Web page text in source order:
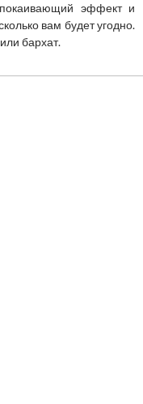
эффект и
вам будет угодно.
бархат.